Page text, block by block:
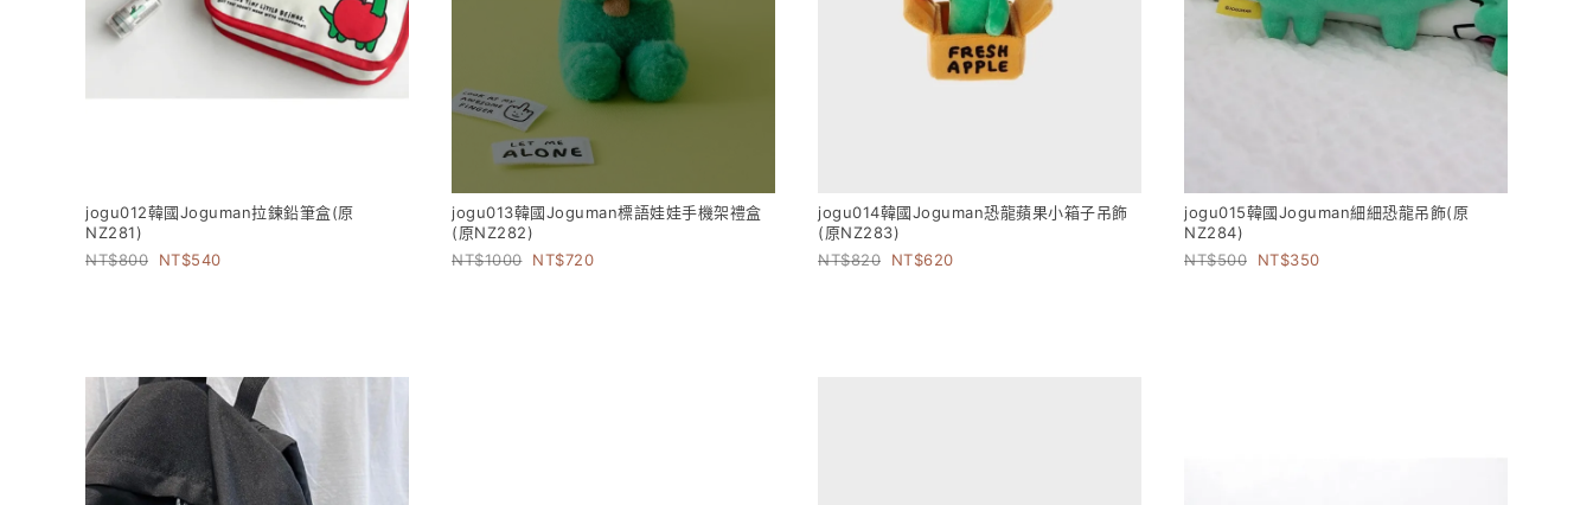
jogu012韓國Joguman拉鍊鉛筆盒(原
NZ281)
800
540
jogu013韓國Joguman標語娃娃手機架禮盒
(原NZ282)
1000
720
jogu014韓國Joguman恐龍蘋果小箱子吊飾
(原NZ283)
820
620
jogu015韓國Joguman細細恐龍吊飾(原
NZ284)
500
350